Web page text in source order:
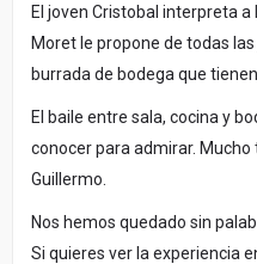
El joven Cristobal interpreta
Moret le propone de todas
burrada de bodega que tienen.
El baile entre sala, cocina y
conocer para admirar.
Guillermo.
Nos hemos quedado sin
Si quieres ver la experiencia